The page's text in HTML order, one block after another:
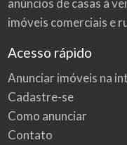
anúncios de casas à
imóveis comerciais e
Acesso rápido
Anunciar imóveis na
Cadastre-se
Como anunciar
Contato